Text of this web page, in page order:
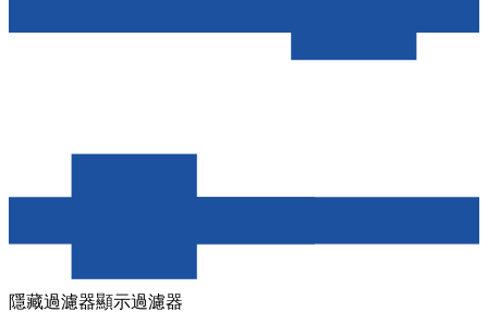
隱藏過濾器顯示過濾器